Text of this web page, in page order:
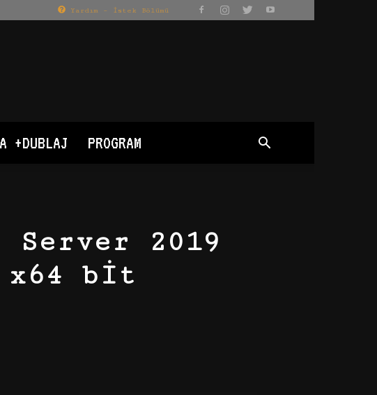
Yardım – İstek Bölümü
+DUBLAJ PROGRAM
Server 2019
x64 bit